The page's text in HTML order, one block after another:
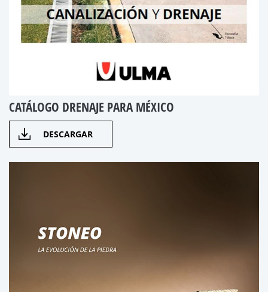
CATÁLOGO DRENAJE PARA MÉXICO
DESCARGAR